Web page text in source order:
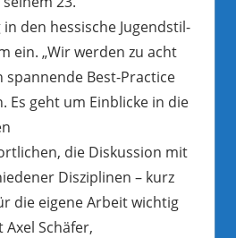
den hessische Jugendstil-
ein. „Wir werden zu acht
spannende Best-Practice
Es geht um Einblicke in die
die Diskussion mit
Disziplinen – kurz
die eigene Arbeit wichtig
Axel Schäfer,